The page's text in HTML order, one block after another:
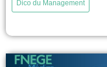
past and present data. Its
Dico du Management